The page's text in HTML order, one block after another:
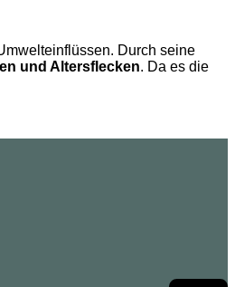
Durch seine
und Altersflecken. Da es die